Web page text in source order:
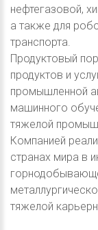
нефтегазовой,
а также для
транспорта.
Продуктовый
продуктов и
промышленной
машинного
тяжелой
Компанией
странах мира в
тяжелой